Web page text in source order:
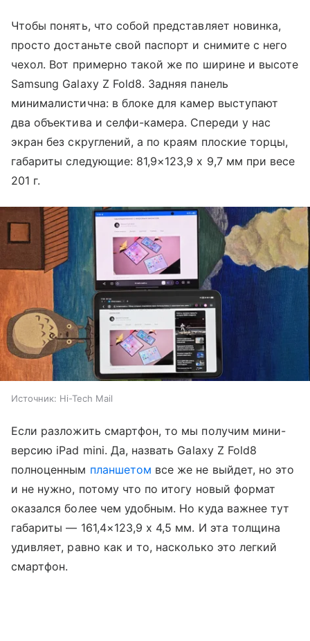
Чтобы понять, что собой представляет новинка,
просто достаньте свой паспорт и снимите с него
чехол. Вот примерно такой же по ширине и высоте
Samsung Galaxy Z Fold8. Задняя панель
минималистична: в блоке для камер выступают
два объектива и селфи-камера. Спереди у нас
экран без скруглений, а по краям плоские торцы,
габариты следующие: 81,9×123,9 х 9,7 мм при весе
201 г.
Источник: Hi-Tech Mail
Если разложить смартфон, то мы получим мини-
версию iPad mini. Да, назвать Galaxy Z Fold8
полноценным планшетом все же не выйдет, но это
и не нужно, потому что по итогу новый формат
оказался более чем удобным. Но куда важнее тут
габариты — 161,4×123,9 x 4,5 мм. И эта толщина
удивляет, равно как и то, насколько это легкий
смартфон.